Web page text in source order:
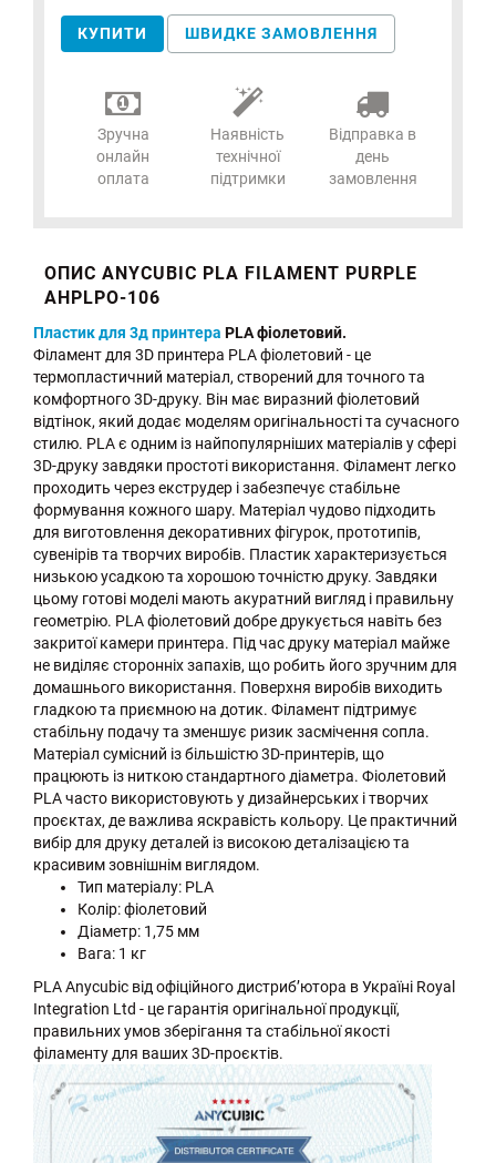
КУПИТИ ШВИДКЕ ЗАМОВЛЕННЯ
Зручна
онлайн
оплата
Наявність
технічної
підтримки
Відправка в
день
замовлення
ОПИС ANYCUBIC PLA FILAMENT PURPLE
AHPLPO-106
Пластик для 3д принтера PLA фіолетовий.
Філамент для 3D принтера PLA фіолетовий - це
термопластичний матеріал, створений для точного та
комфортного 3D-друку. Він має виразний фіолетовий
відтінок, який додає моделям оригінальності та сучасного
стилю. PLA є одним із найпопулярніших матеріалів у сфері
3D-друку завдяки простоті використання. Філамент легко
проходить через екструдер і забезпечує стабільне
формування кожного шару. Матеріал чудово підходить
для виготовлення декоративних фігурок, прототипів,
сувенірів та творчих виробів. Пластик характеризується
низькою усадкою та хорошою точністю друку. Завдяки
цьому готові моделі мають акуратний вигляд і правильну
геометрію. PLA фіолетовий добре друкується навіть без
закритої камери принтера. Під час друку матеріал майже
не виділяє сторонніх запахів, що робить його зручним для
домашнього використання. Поверхня виробів виходить
гладкою та приємною на дотик. Філамент підтримує
стабільну подачу та зменшує ризик засмічення сопла.
Матеріал сумісний із більшістю 3D-принтерів, що
працюють із ниткою стандартного діаметра. Фіолетовий
PLA часто використовують у дизайнерських і творчих
проєктах, де важлива яскравість кольору. Це практичний
вибір для друку деталей із високою деталізацією та
красивим зовнішнім виглядом.
Тип матеріалу: PLA
Колір: фіолетовий
Діаметр: 1,75 мм
Вага: 1 кг
PLA Anycubic від офіційного дистриб’ютора в Україні Royal
Integration Ltd - це гарантія оригінальної продукції,
правильних умов зберігання та стабільної якості
філаменту для ваших 3D-проєктів.